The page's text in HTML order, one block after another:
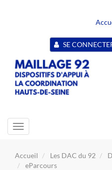
SE
Toggle
navigation
Accueil Les DAC du 92
eParcours